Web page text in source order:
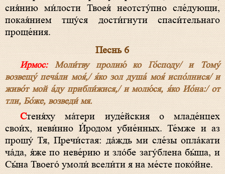
сия́нию ми́лости Твоея́ неотсту́пно сле́дующи,
покая́нием тщу́ся дости́гнути спаси́тельнаго
проще́ния.
Песнь 6
Ирмос:Моли́тву пролию́ ко Го́споду/ и Тому́
возвещу́ печа́ли моя́,/ я́ко зол душа́ моя́ испо́лнися/ и
живо́т мой а́ду прибли́жися,/ и молю́ся, я́ко Ио́на:/ от
тли, Бо́же, возведи́ мя.
Стеня́ху ма́тери иуде́йския о младе́нцех
свои́х, неви́нно И́родом убие́нных. Те́мже и аз
прошу́ Тя, Пречи́стая: да́ждь ми сле́зы опла́кати
ча́да, я́же по неве́рию и зло́бе загу́блена бы́ша, и
Сы́на Твоего́ умоли́ всели́ти я на ме́сте поко́йне.